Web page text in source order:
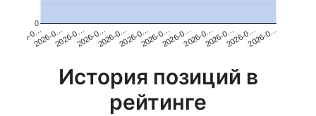
2026-0…2026-0…2026-0…2026-0…2026-0…2026-0…2026-0…2026-0…2026-0…2026-0…2026-0…2026-0…
0
История позиций в
рейтинге